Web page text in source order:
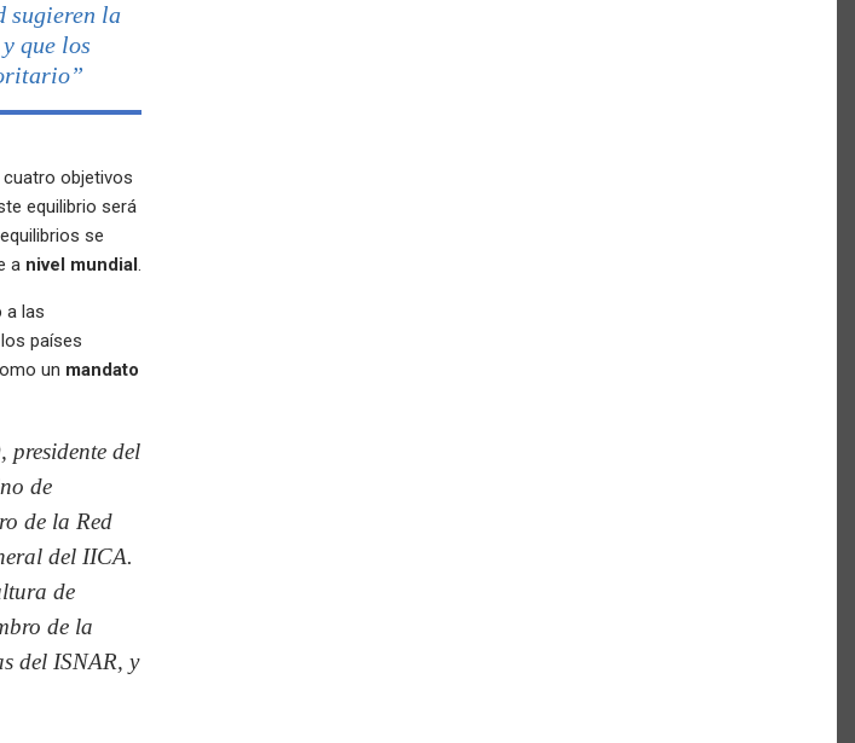
sugieren la
que los
objetivos
equilibrio será
se
a nivel mundial.
a las
países
un mandato
presidente del
de
de la Red
del IICA.
de
de la
del ISNAR, y